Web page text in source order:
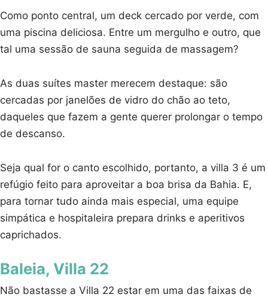
Como ponto central, um deck cercado por verde, com
uma piscina deliciosa. Entre um mergulho e outro, que
tal uma sessão de sauna seguida de massagem?
As duas suítes master merecem destaque: são
cercadas por janelões de vidro do chão ao teto,
daqueles que fazem a gente querer prolongar o tempo
de descanso.
Seja qual for o canto escolhido, portanto, a villa 3 é um
refúgio feito para aproveitar a boa brisa da Bahia. E,
para tornar tudo ainda mais especial, uma equipe
simpática e hospitaleira prepara drinks e aperitivos
caprichados.
Baleia, Villa 22
Não bastasse a Villa 22 estar em uma das faixas de